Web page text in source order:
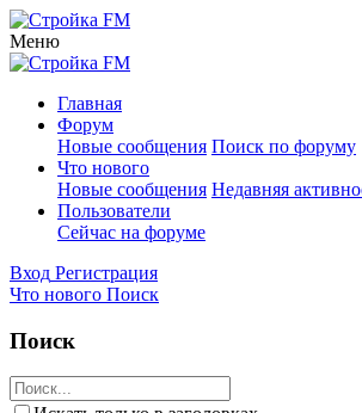
Меню
Главная
Форум
Новые сообщения Поиск по форуму
Что нового
Новые сообщения Недавняя
Пользователи
Сейчас на форуме
Вход Регистрация
Что нового Поиск
Поиск